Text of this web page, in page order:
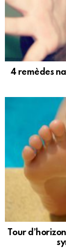
4 remèdes
Tour